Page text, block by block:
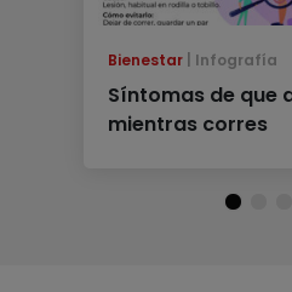
Bienestar Infografía
Síntomas de que
mientras corres